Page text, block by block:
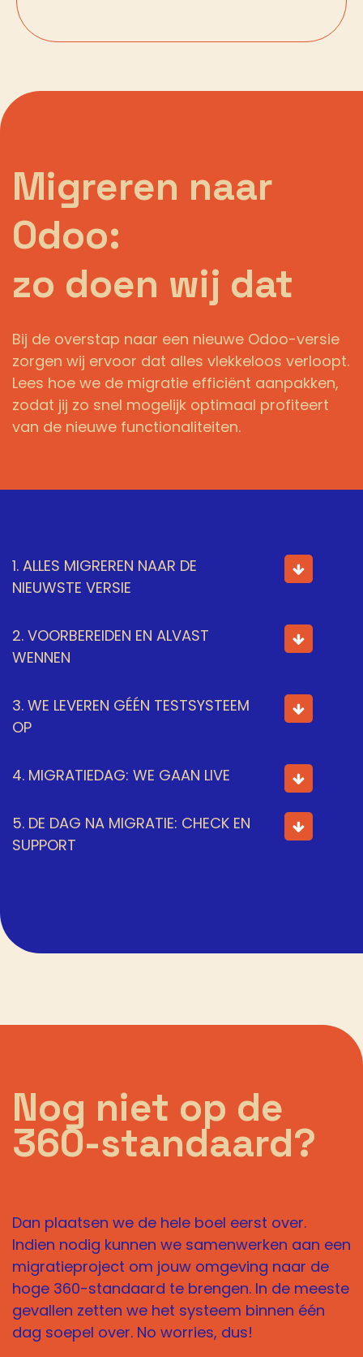
Migreren naar
Odoo:
zo doen wij dat
Bij de overstap naar een nieuwe Odoo-versie
zorgen wij ervoor dat alles vlekkeloos verloopt.
Lees hoe we de migratie efficiënt aanpakken,
zodat jij zo snel mogelijk optimaal profiteert
van de nieuwe functionaliteiten.
1. ALLES MIGREREN NAAR DE
NIEUWSTE VERSIE
2. VOORBEREIDEN EN ALVAST
WENNEN
3. WE LEVEREN GÉÉN TESTSYSTEEM
OP
4. MIGRATIEDAG: WE GAAN LIVE
5. DE DAG NA MIGRATIE: CHECK EN
SUPPORT
Nog niet op de
360-standaard?
Dan plaatsen we de hele boel eerst over.
Indien nodig kunnen we samenwerken aan een
migratieproject om jouw omgeving naar de
hoge 360-standaard te brengen. In de meeste
gevallen zetten we het systeem binnen één
dag soepel over. No worries, dus!